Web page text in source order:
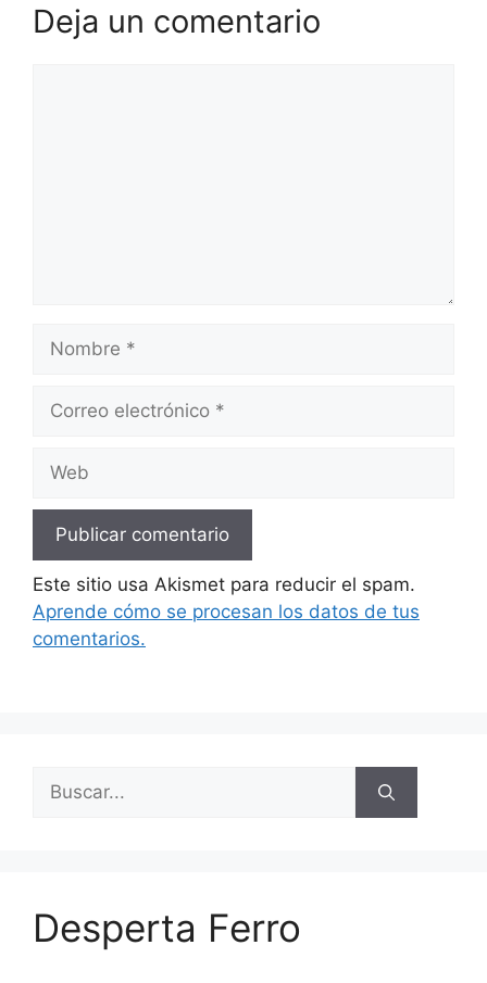
Deja un comentario
electrónico
Este sitio usa Akismet para reducir el spam.
Aprende cómo se procesan los datos de tus
comentarios.
Buscar:
Desperta Ferro